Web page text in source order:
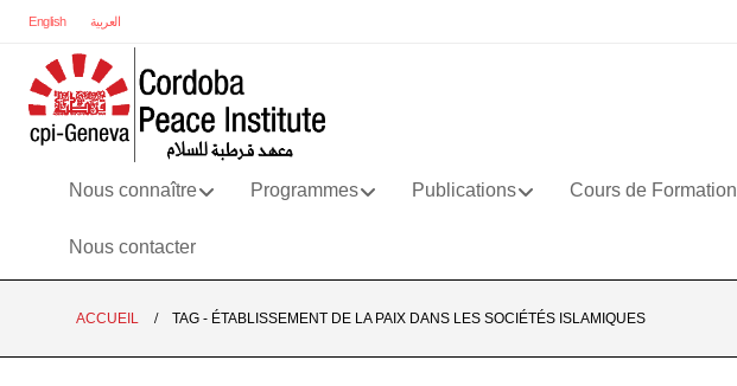
English العربية
Nous connaître Programmes Publications Cours de Formation
Nous contacter
ACCUEIL TAG - ÉTABLISSEMENT DE LA PAIX DANS LES SOCIÉTÉS ISLAMIQUES